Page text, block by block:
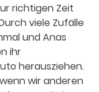
richtigen Zeit
viele Zufälle
und Anas
ihr
herausziehen.
wir anderen